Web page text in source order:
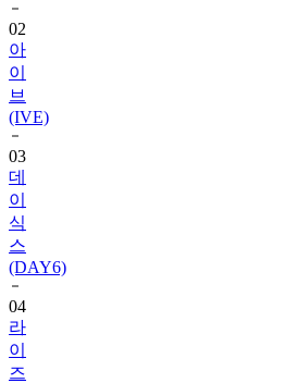
02
아
이
브
(IVE)
03
데
이
식
스
(DAY6)
04
라
이
즈